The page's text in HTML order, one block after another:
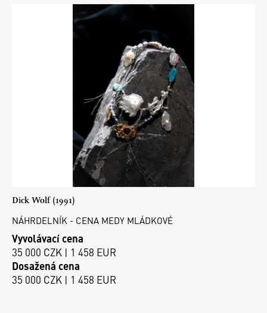
Dick Wolf (1991)
NÁHRDELNÍK - CENA MEDY MLÁDKOVÉ
Vyvolávací cena
35 000 CZK | 1 458 EUR
Dosažená cena
35 000 CZK | 1 458 EUR